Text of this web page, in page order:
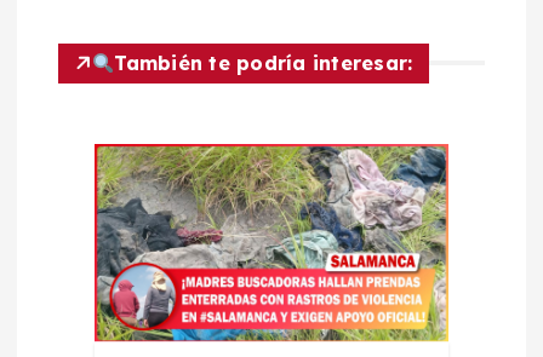
También te podría interesar: